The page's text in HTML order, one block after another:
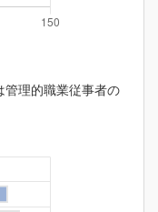
理的職業従事者の